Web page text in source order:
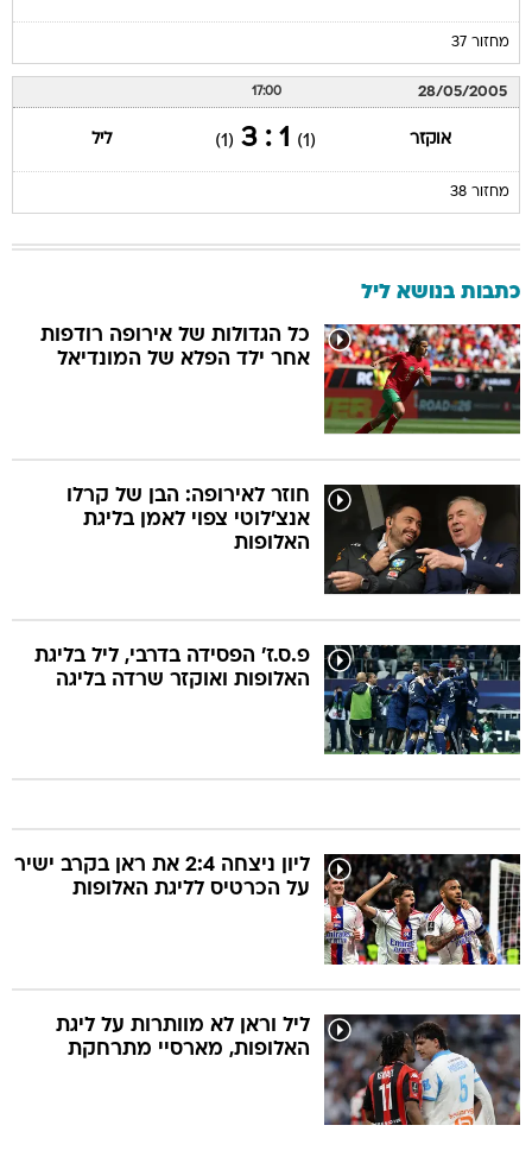
מחזור 37
28/05/2005
17:00
אוקזר (1)
1 : 3
(1) ליל
מחזור 38
כתבות בנושא ליל
כל הגדולות של אירופה רודפות
אחר ילד הפלא של המונדיאל
חוזר לאירופה: הבן של קרלו
אנצ'לוטי צפוי לאמן בליגת
האלופות
פ.ס.ז' הפסידה בדרבי, ליל בליגת
האלופות ואוקזר שרדה בליגה
ליון ניצחה 2:4 את ראן בקרב ישיר
על הכרטיס לליגת האלופות
ליל וראן לא מוותרות על ליגת
האלופות, מארסיי מתרחקת